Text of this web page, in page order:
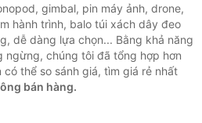
gimbal, pin máy ảnh, drone,
hành trình, balo túi xách dây đeo
dễ dàng lựa chọn... Bằng khả năng
ngừng, chúng tôi đã tổng hợp hơn
thể so sánh giá, tìm giá rẻ nhất
bán hàng.